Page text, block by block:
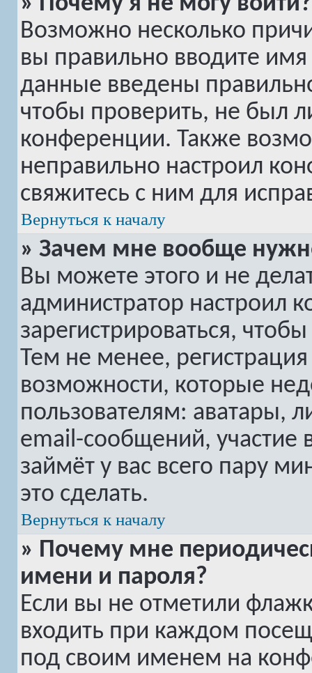
Возможно несколько
вы правильно вводите имя
данные введены
чтобы проверить, не был
конференции. Также
неправильно настроил
свяжитесь с ним для
Вернуться к началу
» Зачем мне вообще
Вы можете этого и не
администратор
зарегистрироваться,
Тем не менее,
возможности, которые
пользователям: аватары,
email-сообщений, участие
займёт у вас всего пару
это сделать.
Вернуться к началу
» Почему мне
имени и пароля?
Если вы не отметили
входить при каждом
под своим именем на